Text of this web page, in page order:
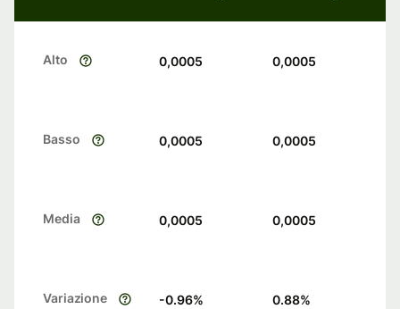
Alto 0,0005 0,0005
Basso 0,0005 0,0005
Media 0,0005 0,0005
Variazione -0.96% 0.88%